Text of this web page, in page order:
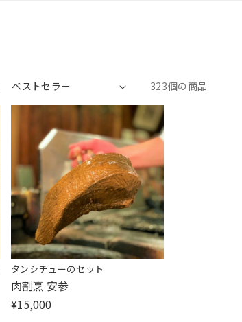
323個の商品
タンシチューのセット
販
売
肉割烹 安参
¥15,000